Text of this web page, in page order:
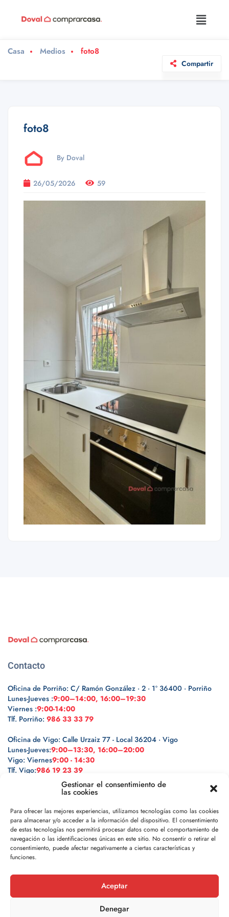
Gestionar el consentimiento de
las cookies
Para ofrecer las mejores experiencias, utilizamos tecnologías como las cookies
para almacenar y/o acceder a la información del dispositivo. El consentimiento
de estas tecnologías nos permitirá procesar datos como el comportamiento de
navegación o las identificaciones únicas en este sitio. No consentir o retirar el
consentimiento, puede afectar negativamente a ciertas características y
funciones.
Aceptar
Denegar
Casa Medios foto8
Compartir
foto8
By Doval
26/05/2026 59
Contacto
Oficina de Porriño: C/ Ramón González · 2 · 1º 36400 · Porriño
Lunes-Jueves :9:00–14:00, 16:00–19:30
Viernes :9:00-14:00
Tlf. Porriño: 986 33 33 79
Oficina de Vigo: Calle Urzaiz 77 - Local 36204 · Vigo
Lunes-Jueves:9:00–13:30, 16:00–20:00
Vigo: Viernes9:00 - 14:30
Tlf. Vigo:986 19 23 39
Legal
Política de privacidad